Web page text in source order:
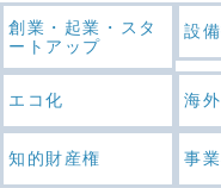
創業・起業・スタ
ートアップ
設
エコ化 海
知的財産権 事